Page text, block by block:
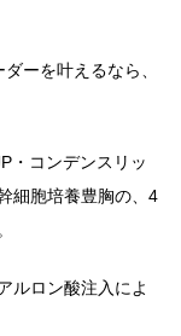
ーを叶えるなら、
・コンデンスリッ
細胞培養豊胸の、4
ルロン酸注入によ